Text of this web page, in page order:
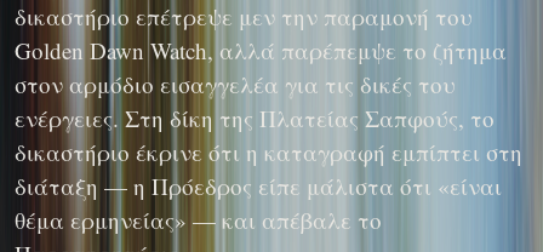
δικαστήριο επέτρεψε μεν την παραμονή του
Golden Dawn Watch, αλλά παρέπεμψε το ζήτημα
στον αρμόδιο εισαγγελέα για τις δικές του
ενέργειες. Στη δίκη της Πλατείας Σαπφούς, το
δικαστήριο έκρινε ότι η καταγραφή εμπίπτει στη
διάταξη — η Πρόεδρος είπε μάλιστα ότι «είναι
θέμα ερμηνείας» — και απέβαλε το